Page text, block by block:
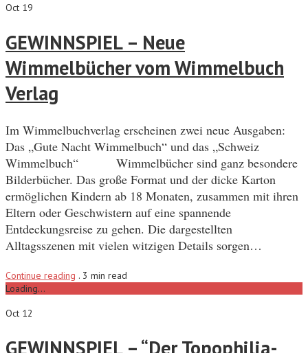
Oct 19
GEWINNSPIEL – Neue
Wimmelbücher vom Wimmelbuch
Verlag
Im Wimmelbuchverlag erscheinen zwei neue Ausgaben:
Das „Gute Nacht Wimmelbuch“ und das „Schweiz
Wimmelbuch“ Wimmelbücher sind ganz besondere
Bilderbücher. Das große Format und der dicke Karton
ermöglichen Kindern ab 18 Monaten, zusammen mit ihren
Eltern oder Geschwistern auf eine spannende
Entdeckungsreise zu gehen. Die dargestellten
Alltagsszenen mit vielen witzigen Details sorgen…
Continue reading . 3 min read
Loading...
Oct 12